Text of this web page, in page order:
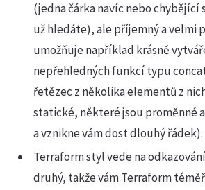
(jedna čárka navíc nebo chybějící
už hledáte), ale příjemný a velmi
umožňuje například krásně
nepřehledných funkcí typu
řetězec z několika elementů z
statické, některé jsou proměnné
a vznikne vám dost dlouhý řádek).
Terraform styl vede na
druhý, takže vám Terraform